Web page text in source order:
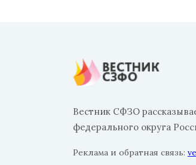
Вестник СФЗО
федерального округа
Реклама и обратная связь: